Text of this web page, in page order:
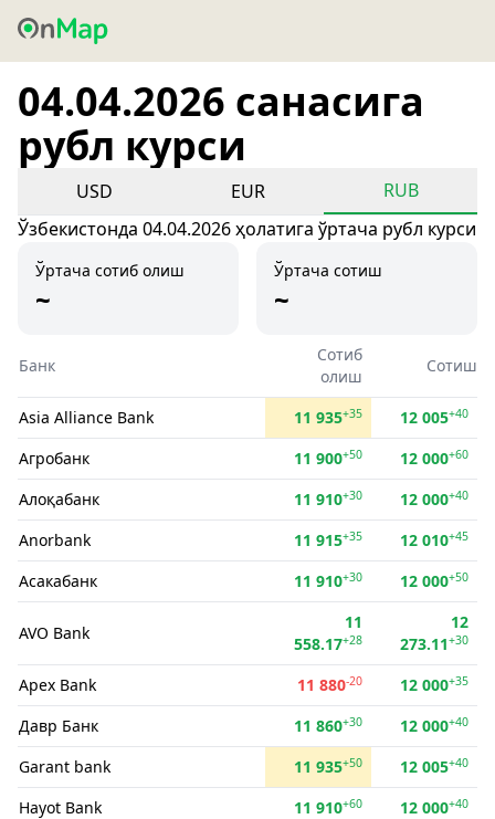
04.04.2026 санасига
рубл курси
USD EUR
RUB
Ўзбекистонда 04.04.2026 ҳолатига ўртача рубл курси
Ўртача сотиб олиш
~
Ўртача сотиш
~
Банк
Сотиб
олиш
Сотиш
Asia Alliance Bank 11 935+35 12 005+40
Агробанк 11 900+50 12 000+60
Алоқабанк 11 910+30 12 000+40
Anorbank 11 915+35 12 010+45
Асакабанк 11 910+30 12 000+50
AVO Bank
11
558.17+28
12
273.11+30
Apex Bank 11 880-20 12 000+35
Давр Банк 11 860+30 12 000+40
Garant bank 11 935+50 12 005+40
Hayot Bank 11 910+60 12 000+40